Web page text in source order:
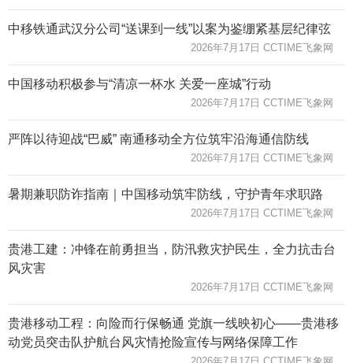
中移铁通武汉分公司“送课到一线”以案为鉴绷紧基层纪律弦
2026年7月17日 CCTIME飞象网
中国移动积极参与“清凉一杯水 关爱一座城”行动
2026年7月17日 CCTIME飞象网
严阵以待迎战“巴威” 南通移动全方位筑牢沿海通信防线
2026年7月17日 CCTIME飞象网
暑期兼职防诈指南｜中国移动筑牢防线，守护青年求职路
2026年7月17日 CCTIME飞象网
贵港工建：冲锋在前勇担当，防汛救灾护民生，全力抗击台
风灾害
2026年7月17日 CCTIME飞象网
贵港移动工程：向险而行保畅通 党旗一线映初心——贵港移
动党员突击队护航台风灾情抢险宣传与网络保障工作